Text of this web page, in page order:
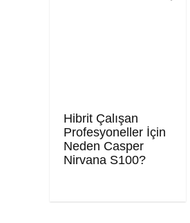
Hibrit Çalışan
Profesyoneller İçin
Neden Casper
Nirvana S100?